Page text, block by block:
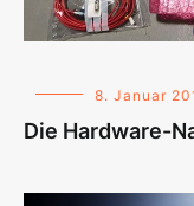
8. Januar
Die Hardware-